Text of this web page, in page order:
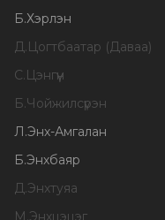
Б.Хэрлэн
Д.Цогтбаатар (Даваа)
С.Цэнгүүн
Б.Чойжилсүрэн
Л.Энх-Амгалан
Б.Энхбаяр
Д.Энхтуяа
М.Энхцэцэг